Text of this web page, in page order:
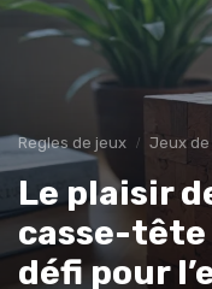
Regles de jeux Jeux
Le plaisir
casse-tête
défi pour